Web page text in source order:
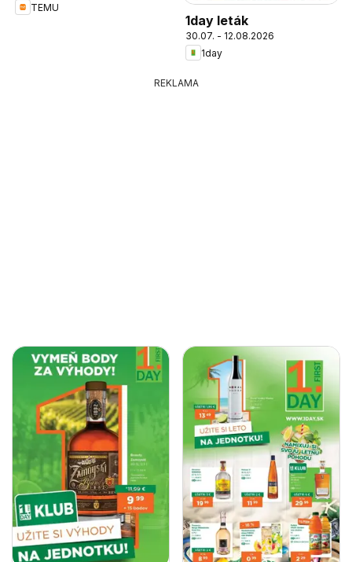
TEMU
1day leták
30.07. - 12.08.2026
1day
REKLAMA